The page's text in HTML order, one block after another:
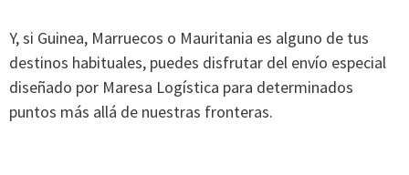
Y, si Guinea, Marruecos o Mauritania es alguno de tus
destinos habituales, puedes disfrutar del envío especial
diseñado por Maresa Logística para determinados
puntos más allá de nuestras fronteras.